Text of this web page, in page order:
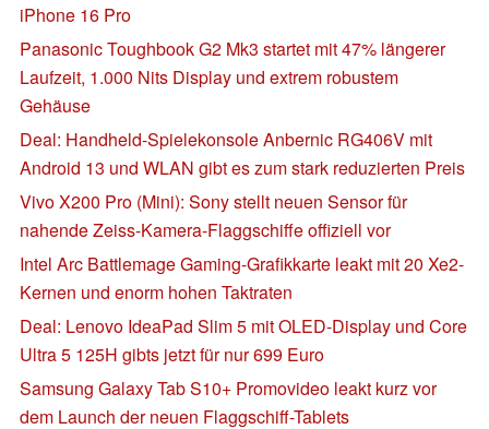
iPhone 16 Pro
Panasonic Toughbook G2 Mk3 startet mit 47% längerer
Laufzeit, 1.000 Nits Display und extrem robustem
Gehäuse
Deal: Handheld-Spielekonsole Anbernic RG406V mit
Android 13 und WLAN gibt es zum stark reduzierten Preis
Vivo X200 Pro (Mini): Sony stellt neuen Sensor für
nahende Zeiss-Kamera-Flaggschiffe offiziell vor
Intel Arc Battlemage Gaming-Grafikkarte leakt mit 20 Xe2-
Kernen und enorm hohen Taktraten
Deal: Lenovo IdeaPad Slim 5 mit OLED-Display und Core
Ultra 5 125H gibts jetzt für nur 699 Euro
Samsung Galaxy Tab S10+ Promovideo leakt kurz vor
dem Launch der neuen Flaggschiff-Tablets